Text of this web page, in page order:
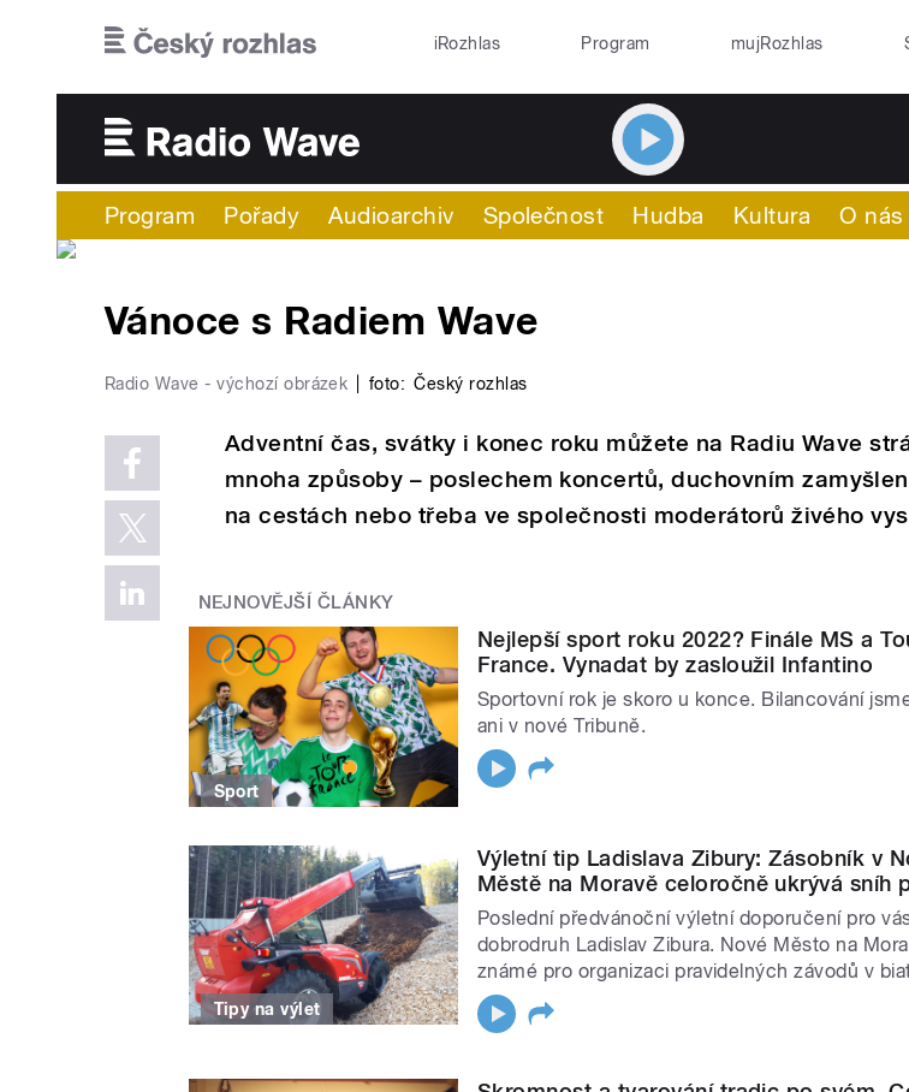
iRozhlas Program mujRozhlas
Program Pořady Audioarchiv Společnost Hudba Kultura O nás
Vánoce s Radiem Wave
Radio Wave - výchozí obrázek foto: Český rozhlas
Adventní čas, svátky i konec roku můžete na Radiu Wave
mnoha způsoby – poslechem koncertů, duchovním
na cestách nebo třeba ve společnosti moderátorů živého
NEJNOVĚJŠÍ ČLÁNKY
Sport
Nejlepší sport roku 2022? Finále MS a
France. Vynadat by zasloužil Infantino
Sportovní rok je skoro u konce. Bilancování
ani v nové Tribuně.
Tipy na výlet
Výletní tip Ladislava Zibury: Zásobník v
Městě na Moravě celoročně ukrývá sníh
Poslední předvánoční výletní doporučení pro
dobrodruh Ladislav Zibura. Nové Město na
známé pro organizaci pravidelných závodů v